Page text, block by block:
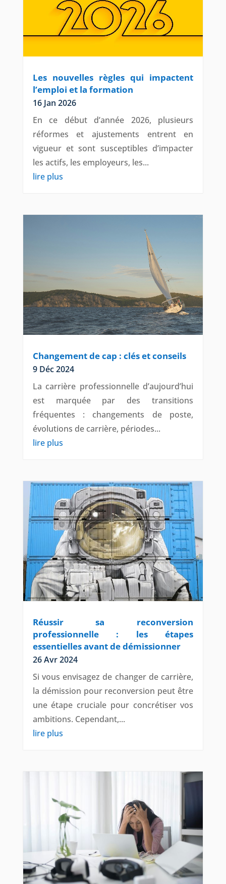
Les nouvelles règles qui impactent
l’emploi et la formation
16 Jan 2026
En ce début d’année 2026, plusieurs
réformes et ajustements entrent en
vigueur et sont susceptibles d’impacter
les actifs, les employeurs, les...
lire plus
Changement de cap : clés et conseils
9 Déc 2024
La carrière professionnelle d’aujourd’hui
est marquée par des transitions
fréquentes : changements de poste,
évolutions de carrière, périodes...
lire plus
Réussir sa reconversion
professionnelle : les étapes
essentielles avant de démissionner
26 Avr 2024
Si vous envisagez de changer de carrière,
la démission pour reconversion peut être
une étape cruciale pour concrétiser vos
ambitions. Cependant,...
lire plus